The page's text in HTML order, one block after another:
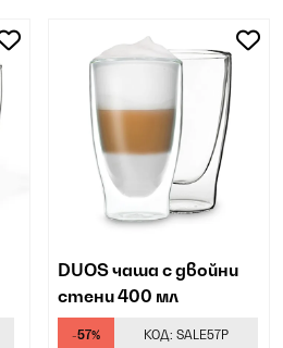
DUOS чаша с двойни
стени 400 мл
-57% КОД: SALE57P